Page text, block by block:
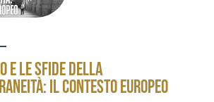
E LE SFIDE DELLA
IL CONTESTO EUROPEO